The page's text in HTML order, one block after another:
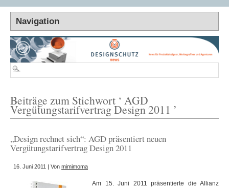
Beiträge zum Stichwort ‘ AGD
Vergütungstarifvertrag Design 2011 ’
„Design rechnet sich“: AGD präsentiert neuen
Vergütungstarifvertrag Design 2011
16. Juni 2011 | Von mimimoma
Am 15. Juni 2011 präsentierte die Allianz